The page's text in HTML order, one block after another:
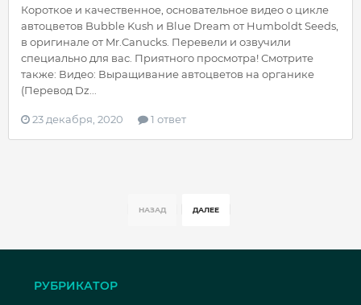
Короткое и качественное, основательное видео о цикле
автоцветов Bubble Kush и Blue Dream от Humboldt Seeds,
в оригинале от Mr.Canucks. Перевели и озвучили
специально для вас. Приятного просмотра! Смотрите
также: Видео: Выращивание автоцветов на органике
(Перевод Dz...
23 декабря, 2020 1 ответ
НАЗАД ДАЛЕЕ
РУБРИКАТОР